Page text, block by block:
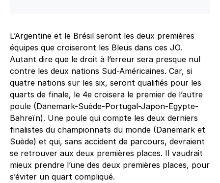
L’Argentine et le Brésil seront les deux premières
équipes que croiseront les Bleus dans ces JO.
Autant dire que le droit à l’erreur sera presque nul
contre les deux nations Sud-Américaines. Car, si
quatre nations sur les six, seront qualifiés pour les
quarts de finale, le 4e croisera le premier de l’autre
poule (Danemark-Suède-Portugal-Japon-Egypte-
Bahreïn). Une poule qui compte les deux derniers
finalistes du championnats du monde (Danemark et
Suède) et qui, sans accident de parcours, devraient
se retrouver aux deux premières places. Il vaudrait
mieux prendre l’une des deux premières places, pour
s’éviter un quart compliqué.